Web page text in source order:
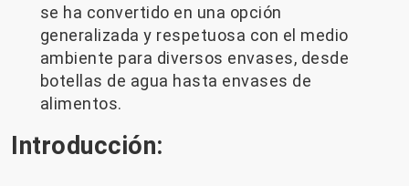
se ha convertido en una opción
generalizada y respetuosa con el medio
ambiente para diversos envases, desde
botellas de agua hasta envases de
alimentos.
Introducción: